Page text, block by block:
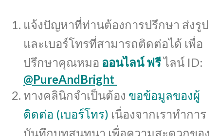
แจ้งปัญหาที่ท่านต้องการปรึกษา ส่งรูป
และเบอร์โทรที่สามารถติดต่อได้ เพื่อ
ปรึกษาคุณหมอ ออนไลน์ ฟรีไลน์ ID:
@PureAndBright
ทางคลินิกจำเป็นต้อง ขอข้อมูลของผู้
ติดต่อ (เบอร์โทร) เนื่องจากเราทำการ
บันทึกบทสนทนา เพื่อความสะดวกของ